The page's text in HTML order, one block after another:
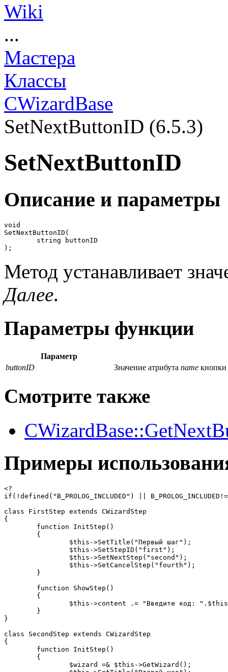
Wiki
...
Мастера
Классы
СWizardBase
SetNextButtonID (6.5.3)
SetNextButtonID
Описание и параметры
void
SetNextButtonID(
);
Метод устанавливает
Далее.
Параметры функции
Параметр
buttonID
Значение атрибута name кнопки
Смотрите также
Примеры
<?
if(!defined("B_PROLOG_INCLUDED") ||
class FirstStep extends CWizardStep
{
}
class SecondStep extends CWizardStep
{